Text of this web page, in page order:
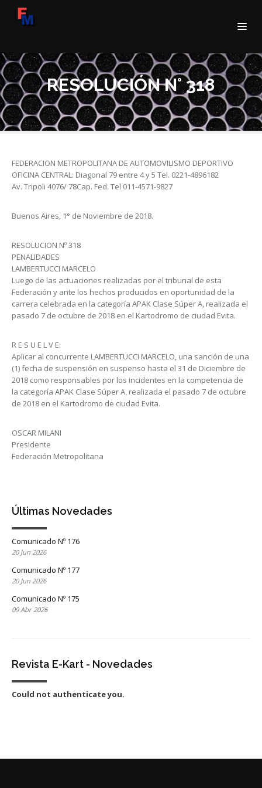
RESOLUCIÓN N° 318
FEDERACION METROPOLITANA DE AUTOMOVILISMO DEPORTIVO
OFICINA CENTRAL: Diagonal 79 entre 4 y 5 Tel. 0221-4896182
Av. Tripoli 4076/ 78Cap. Fed. Tel 011-4571-9827
Buenos Aires, 1° de Noviembre de 2018.
RESOLUCION Nº 318
PENALIDADES
LAMBERTUCCI MARCELO
Luego de las actuaciones realizadas por el tribunal de esta
Federación y ante los hechos producidos en oportunidad de la
carrera celebrada en la categoría APAK Clase Súper A, realizada el
pasado 7 de octubre de 2018 en el Kartodromo de ciudad Evita.
R E S U E L V E:
Aplicar al concurrente LAMBERTUCCI MARCELO, una sanción de una
(1) fecha de suspensión en suspenso hasta el 31 de Diciembre de
2018 como responsables por los incidentes en la competencia de
la categoría APAK Clase Súper A, realizada el pasado 7 de octubre
de 2018 en el Kartodromo de ciudad Evita.
OSCAR MILANI
Presidente
Federación Metropolitana
Últimas Novedades
Comunicado Nº 176
20 Jun 2026
Comunicado Nº 177
20 Jun 2026
Comunicado Nº 175
09 Abr 2026
Revista E-Kart - Novedades
Could not authenticate you.